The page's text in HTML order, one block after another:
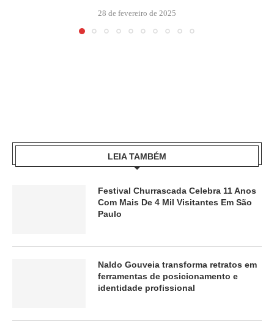
28 de fevereiro de 2025
LEIA TAMBÉM
Festival Churrascada Celebra 11 Anos
Com Mais De 4 Mil Visitantes Em São
Paulo
Naldo Gouveia transforma retratos em
ferramentas de posicionamento e
identidade profissional